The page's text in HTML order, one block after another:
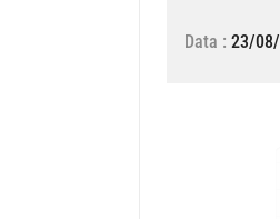
Data : 23/